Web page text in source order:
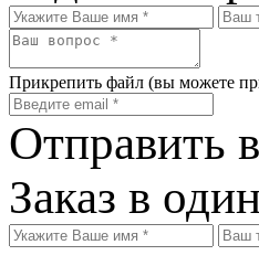
Прикрепить файл (вы можете
Отправить
Заказ в